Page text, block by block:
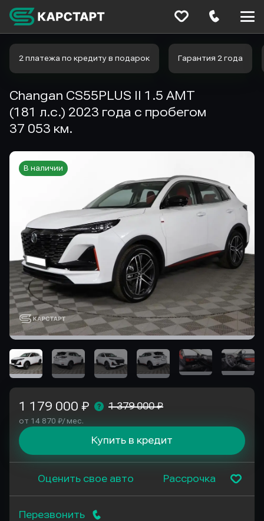
2 платежа по кредиту в подарок Гарантия 2 года
Changan CS55PLUS II 1.5 AMT
(181 л.с.) 2023 года с пробегом
37 053 км.
В наличии
1 179 000 ₽ 1 379 000 ₽
от 14 870 ₽/ мес.
Купить в кредит
Оценить свое авто Рассрочка
Перезвонить